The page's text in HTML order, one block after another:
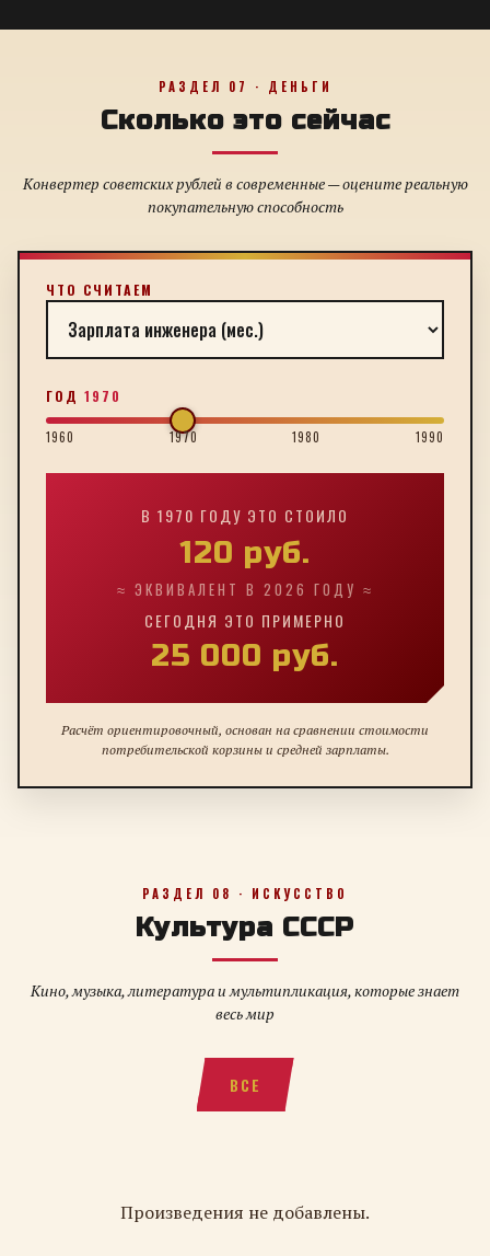
РАЗДЕЛ 07 · ДЕНЬГИ
Сколько это сейчас
Конвертер советских рублей в современные — оцените реальную
покупательную способность
ЧТО СЧИТАЕМ
ГОД 1970
1960 1970 1980 1990
В 1970 ГОДУ ЭТО СТОИЛО
120 руб.
≈ ЭКВИВАЛЕНТ В 2026 ГОДУ ≈
СЕГОДНЯ ЭТО ПРИМЕРНО
25 000 руб.
Расчёт ориентировочный, основан на сравнении стоимости
потребительской корзины и средней зарплаты.
РАЗДЕЛ 08 · ИСКУССТВО
Культура СССР
Кино, музыка, литература и мультипликация, которые знает
весь мир
ВСЕ
Произведения не добавлены.